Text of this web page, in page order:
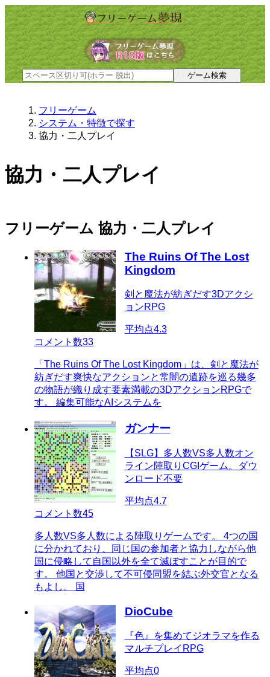
フリーゲーム
システム・特徴で探す
協力・二人プレイ
協力・二人プレイ
フリーゲーム 協力・二人プレイ
The Ruins Of The Lost
Kingdom
剣と魔法が紡ぎだす3Dアクシ
ョンRPG
平均点4.3
コメント数33
「The Ruins Of The Lost Kingdom」は、剣と魔法が
紡ぎだす爽快なアクションと常闇の遺跡を巡る幾多
の物語が織り成す要素満載の3DアクションRPGで
す。 編集可能なAIシステムを
ガンナー
【SLG】多人数VS多人数オン
ライン陣取りCGIゲーム。ダウ
ンロード不要
平均点4.7
コメント数45
多人数VS多人数による陣取りゲームです。 4つの国
に分かれており、同じ国の参加者と協力しながら他
国に侵略して自国以外を全て滅ぼすことが目的で
す。 他国と交渉して不可侵同盟を結ぶ外交官となる
もよし。 国
DioCube
『色』を集めてジオラマを作る
マルチプレイRPG
平均点0